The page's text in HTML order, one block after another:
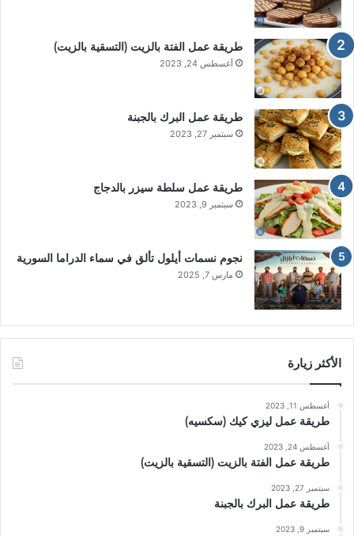
طريقة عمل الفتة بالزيت (التسقية بالزيت)
أغسطس 24, 2023
طريقة عمل البرك بالجبنة
سبتمبر 27, 2023
طريقة عمل سلطة سيزر بالدجاج
سبتمبر 9, 2023
نجوم نسمات أيلول تألق في سماء الدراما السورية
مارس 7, 2025
الأكثر زيارة
أغسطس 11, 2023
طريقة عمل ليزي كيك (سكسيه)
أغسطس 24, 2023
طريقة عمل الفتة بالزيت (التسقية بالزيت)
سبتمبر 27, 2023
طريقة عمل البرك بالجبنة
سبتمبر 9, 2023